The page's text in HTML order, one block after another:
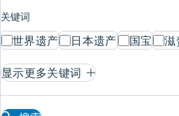
关键词
世界遗产 日本遗产 国宝 滋
显示更多关键词